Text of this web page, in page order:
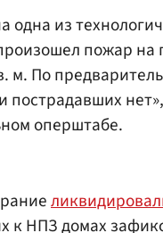
одна из
пожар на
м. По
пострадавших
оперштабе.
к НПЗ домах